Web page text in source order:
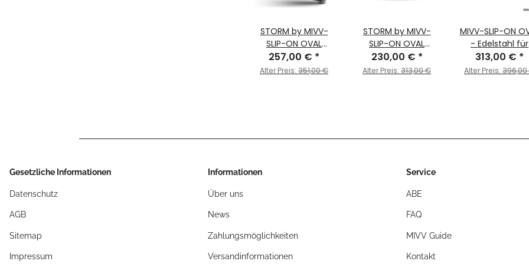
STORM by MIVV-
SLIP-ON OVAL
Edelstahl Schwarz
für SUZUKI V-STROM
257,00 € *
Alter Preis: 351,00 €
STORM by MIVV-
SLIP-ON OVAL
Edelstahl für SUZUKI
V-STROM 1000 Bj.
230,00 € *
Alter Preis: 313,00 €
MIVV-SLIP-ON
- Edelstahl für
SUZUKI - V-
1000 BJ. 2014 >
313,00 € *
Alter Preis:
Gesetzliche Informationen
Datenschutz
AGB
Sitemap
Impressum
Informationen
Über uns
News
Zahlungsmöglichkeiten
Versandinformationen
Service
ABE
FAQ
MIVV Guide
Kontakt